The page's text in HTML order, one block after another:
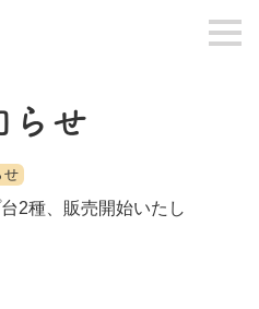
らせ
せ
2種、販売開始いたし